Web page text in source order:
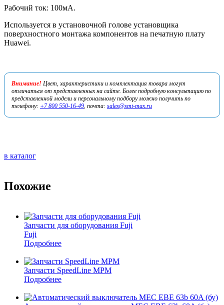
Рабочий ток: 100мА.
Используется в установочной голове установщика
поверхностного монтажа компонентов на печатную плату
Huawei.
Внимание! Цвет, характеристики и комплектация товара могут
отличаться от представленных на сайте. Более подробную консультацию по
представленной модели и персональному подбору можно получить по
телефону: +7 800 550-16-49, почта: sales@smt-max.ru
в каталог
Похожие
Запчасти для оборудования Fuji
Fuji
Подробнее
Запчасти SpeedLine MPM
Подробнее